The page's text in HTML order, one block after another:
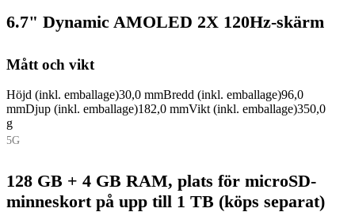
6.7" Dynamic AMOLED 2X 120Hz-skärm
Mått och vikt
Höjd (inkl. emballage)30,0 mmBredd (inkl. emballage)96,0
mmDjup (inkl. emballage)182,0 mmVikt (inkl. emballage)350,0
g
5G
128 GB + 4 GB RAM, plats för microSD-
minneskort på upp till 1 TB (köps separat)